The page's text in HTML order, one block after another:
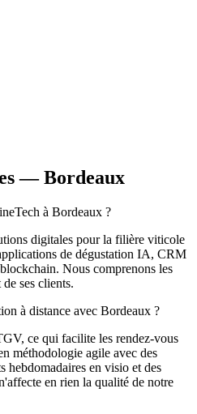
—Bordeaux
à Bordeaux ?
digitales pour la filière viticole
de dégustation IA, CRM
Nous comprenons les
ses clients.
à distance avec Bordeaux ?
ce qui facilite les rendez-vous
méthodologie agile avec des
hebdomadaires en visio et des
en rien la qualité de notre